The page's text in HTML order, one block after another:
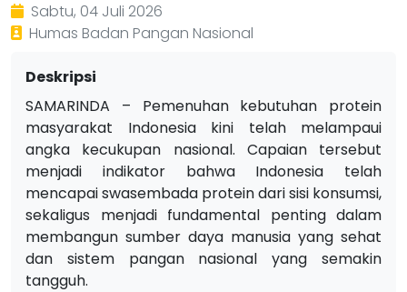
Sabtu, 04 Juli 2026
Humas Badan Pangan Nasional
Deskripsi
SAMARINDA – Pemenuhan kebutuhan protein
masyarakat Indonesia kini telah melampaui
angka kecukupan nasional. Capaian tersebut
menjadi indikator bahwa Indonesia telah
mencapai swasembada protein dari sisi konsumsi,
sekaligus menjadi fundamental penting dalam
membangun sumber daya manusia yang sehat
dan sistem pangan nasional yang semakin
tangguh.